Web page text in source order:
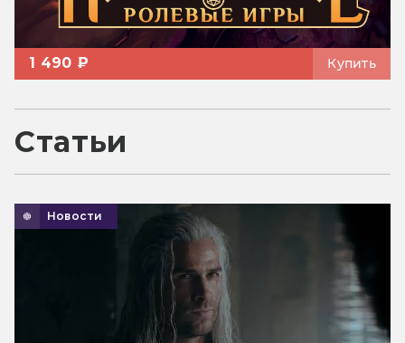
1 490 ₽ Купить
Статьи
Новости